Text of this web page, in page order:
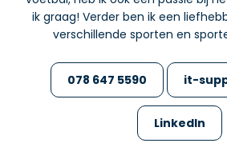
ik graag! Verder ben ik een
verschillende sporten en
078 647 5590 it-
LinkedIn